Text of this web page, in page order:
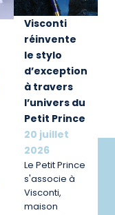
Visconti
réinvente
le stylo
d’exception
à travers
l’univers du
Petit Prince
20 juillet
2026
Le Petit Prince
s'associe à
Visconti,
maison